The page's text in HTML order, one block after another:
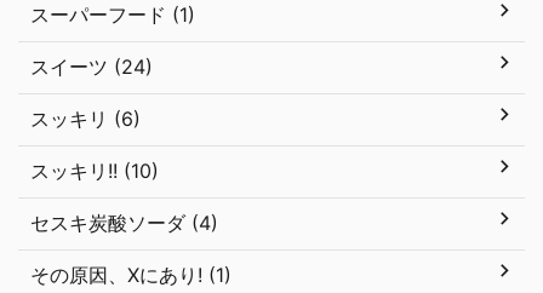
スーパーフード (1)
スイーツ (24)
スッキリ (6)
スッキリ!! (10)
セスキ炭酸ソーダ (4)
その原因、Xにあり! (1)